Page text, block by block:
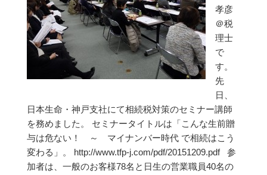
孝彦
＠税
理士
で
す。
先
日、
日本生命・神戸支社にて相続税対策のセミナー講師
を務めました。 セミナータイトルは「こんな生前贈
与は危ない！ ～ マイナンバー時代 で相続はこう
変わる」。 http://www.tfp-j.com/pdf/20151209.pdf 参
加者は、一般のお客様78名と日生の営業職員40名の